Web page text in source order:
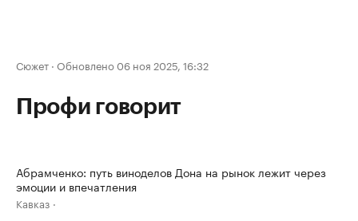
Сюжет · Обновлено 06 ноя 2025, 16:32
Профи говорит
Абрамченко: путь виноделов Дона на рынок лежит через
эмоции и впечатления
Кавказ